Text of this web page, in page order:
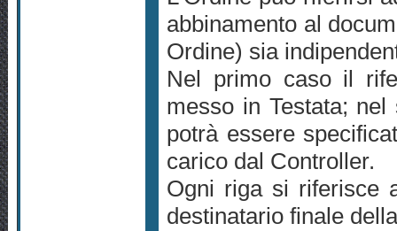
abbinamento al
Ordine) sia
Nel primo caso il
messo in Testata;
potrà essere
carico dal Controller.
Ogni riga si riferisce
destinatario finale